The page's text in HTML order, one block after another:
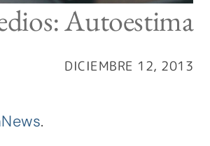
Autoestima
DICIEMBRE 12, 2013
.